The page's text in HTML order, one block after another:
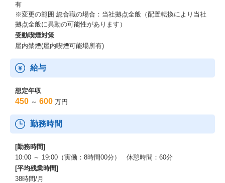
有
※変更の範囲 総合職の場合：当社拠点全般（配置転換により当社
拠点全般に異動の可能性があります）
受動喫煙対策
屋内禁煙(屋内喫煙可能場所有)
給与
想定年収
450 ～ 600 万円
勤務時間
[勤務時間]
10:00 ～ 19:00（実働：8時間00分） 休憩時間：60分
[平均残業時間]
38時間/月